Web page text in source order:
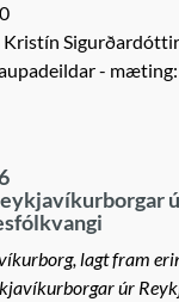
Kristín
-
lagt fram
úr